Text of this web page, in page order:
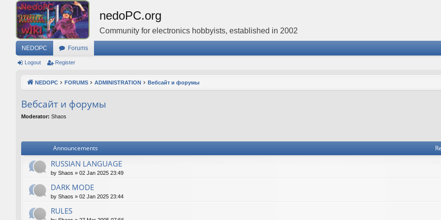
nedoPC.org
Community for electronics hobbyists, established in 2002
NEDOPC Forums
Logout Register
NEDOPC FORUMS ADMINISTRATION Вебсайт и форумы
Вебсайт и форумы
Moderator: Shaos
Announcements
RUSSIAN LANGUAGE
by Shaos » 02 Jan 2025 23:49
DARK MODE
by Shaos » 02 Jan 2025 23:44
RULES